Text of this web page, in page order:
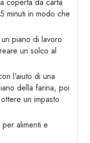
minuti in modo che
piano di lavoro
un solco al
l'aiuto di una
della farina, poi
un impasto
alimenti e